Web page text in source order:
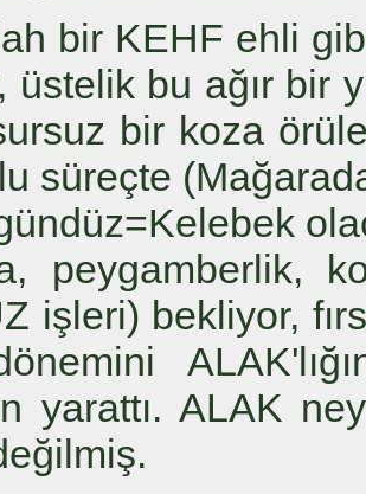
bir KEHF ehli
üstelik bu ağır bir
bir koza
süreçte
peygamberlik,
işleri) bekliyor,
yarattı. ALAK